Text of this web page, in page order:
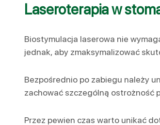
Laseroterapia w
Biostymulacja laserowa nie
jednak, aby zmaksymalizować
Bezpośrednio po zabiegu należy
zachować szczególną ostrożność
Przez pewien czas warto unikać